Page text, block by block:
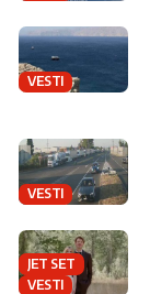
VESTI
VESTI
JET SET
VESTI